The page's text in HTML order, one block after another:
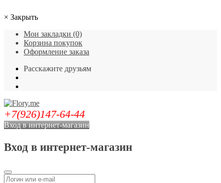
× Закрыть
Мои закладки (0)
Корзина покупок
Оформление заказа
Расскажите друзьям
+7(926)147-64-44
Вход в интернет-магазин
Вход в интернет-магазин